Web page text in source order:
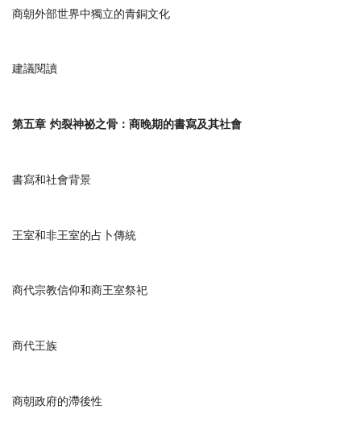
商朝外部世界中獨立的青銅文化
建議閱讀
第五章 灼裂神祕之骨：商晚期的書寫及其社會
書寫和社會背景
王室和非王室的占卜傳統
商代宗教信仰和商王室祭祀
商代王族
商朝政府的滯後性